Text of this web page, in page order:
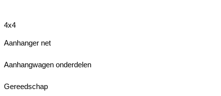
4x4
Aanhanger net
Aanhangwagen onderdelen
Gereedschap